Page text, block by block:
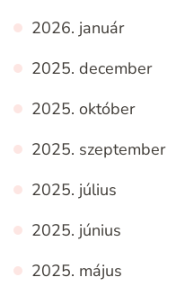
2026. január
2025. december
2025. október
2025. szeptember
2025. július
2025. június
2025. május